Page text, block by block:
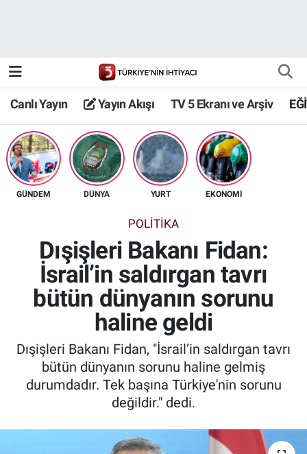
Canlı Yayın Yayın Akışı TV 5 Ekranı ve Arşiv
GÜNDEM DÜNYA YURT EKONOMİ
POLİTİKA
Dışişleri Bakanı Fidan:
İsrail’in saldırgan tavrı
bütün dünyanın sorunu
haline geldi
Dışişleri Bakanı Fidan, "İsrail’in saldırgan tavrı
bütün dünyanın sorunu haline gelmiş
durumdadır. Tek başına Türkiye'nin sorunu
değildir." dedi.
TV 5 Ekranı ve Arşiv